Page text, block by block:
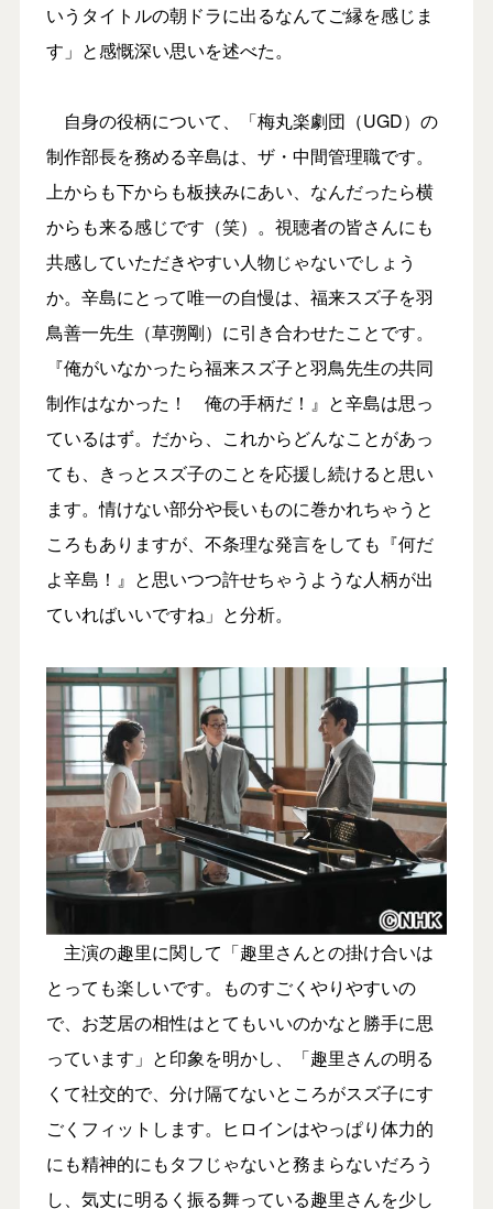
いうタイトルの朝ドラに出るなんてご縁を感じま
す」と感慨深い思いを述べた。
自身の役柄について、「梅丸楽劇団（UGD）の
制作部長を務める辛島は、ザ・中間管理職です。
上からも下からも板挟みにあい、なんだったら横
からも来る感じです（笑）。視聴者の皆さんにも
共感していただきやすい人物じゃないでしょう
か。辛島にとって唯一の自慢は、福来スズ子を羽
鳥善一先生（草彅剛）に引き合わせたことです。
『俺がいなかったら福来スズ子と羽鳥先生の共同
制作はなかった！ 俺の手柄だ！』と辛島は思っ
ているはず。だから、これからどんなことがあっ
ても、きっとスズ子のことを応援し続けると思い
ます。情けない部分や長いものに巻かれちゃうと
ころもありますが、不条理な発言をしても『何だ
よ辛島！』と思いつつ許せちゃうような人柄が出
ていればいいですね」と分析。
主演の趣里に関して「趣里さんとの掛け合いは
とっても楽しいです。ものすごくやりやすいの
で、お芝居の相性はとてもいいのかなと勝手に思
っています」と印象を明かし、「趣里さんの明る
くて社交的で、分け隔てないところがスズ子にす
ごくフィットします。ヒロインはやっぱり体力的
にも精神的にもタフじゃないと務まらないだろう
し、気丈に明るく振る舞っている趣里さんを少し